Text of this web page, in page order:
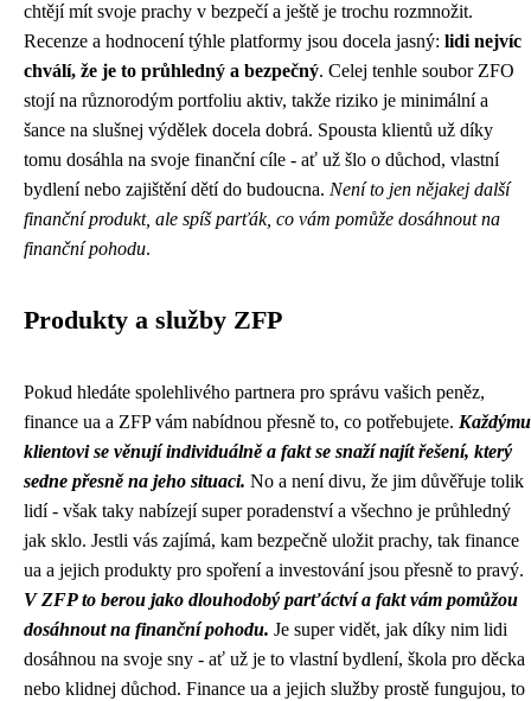
chtějí mít svoje prachy v bezpečí a ještě je trochu rozmnožit.
Recenze a hodnocení týhle platformy jsou docela jasný: lidi nejvíc
chválí, že je to průhledný a bezpečný. Celej tenhle soubor ZFO
stojí na různorodým portfoliu aktiv, takže riziko je minimální a
šance na slušnej výdělek docela dobrá. Spousta klientů už díky
tomu dosáhla na svoje finanční cíle - ať už šlo o důchod, vlastní
bydlení nebo zajištění dětí do budoucna. Není to jen nějakej další
finanční produkt, ale spíš parťák, co vám pomůže dosáhnout na
finanční pohodu.
Produkty a služby ZFP
Pokud hledáte spolehlivého partnera pro správu vašich peněz,
finance ua a ZFP vám nabídnou přesně to, co potřebujete. Každýmu
klientovi se věnují individuálně a fakt se snaží najít řešení, který
sedne přesně na jeho situaci. No a není divu, že jim důvěřuje tolik
lidí - však taky nabízejí super poradenství a všechno je průhledný
jak sklo. Jestli vás zajímá, kam bezpečně uložit prachy, tak finance
ua a jejich produkty pro spoření a investování jsou přesně to pravý.
V ZFP to berou jako dlouhodobý parťáctví a fakt vám pomůžou
dosáhnout na finanční pohodu. Je super vidět, jak díky nim lidi
dosáhnou na svoje sny - ať už je to vlastní bydlení, škola pro děcka
nebo klidnej důchod. Finance ua a jejich služby prostě fungujou, to